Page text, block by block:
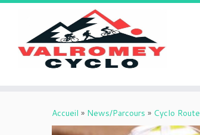
Accueil » News/Parcours » Cyclo Route